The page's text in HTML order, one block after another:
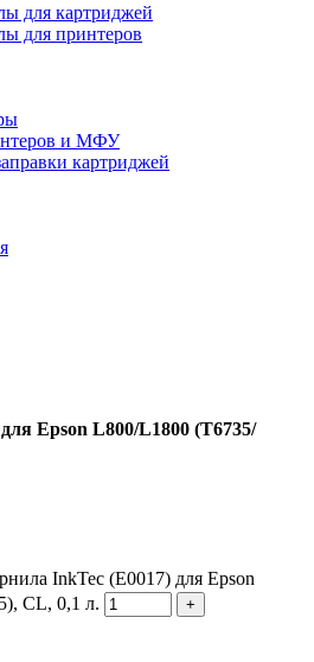
для картриджей
для принтеров
и МФУ
картриджей
Epson L800/L1800 (T6735/
InkTec (E0017) для Epson
CL, 0,1 л.